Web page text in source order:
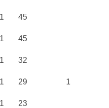
1 45
1 45
1 32
1 29 1
1 23